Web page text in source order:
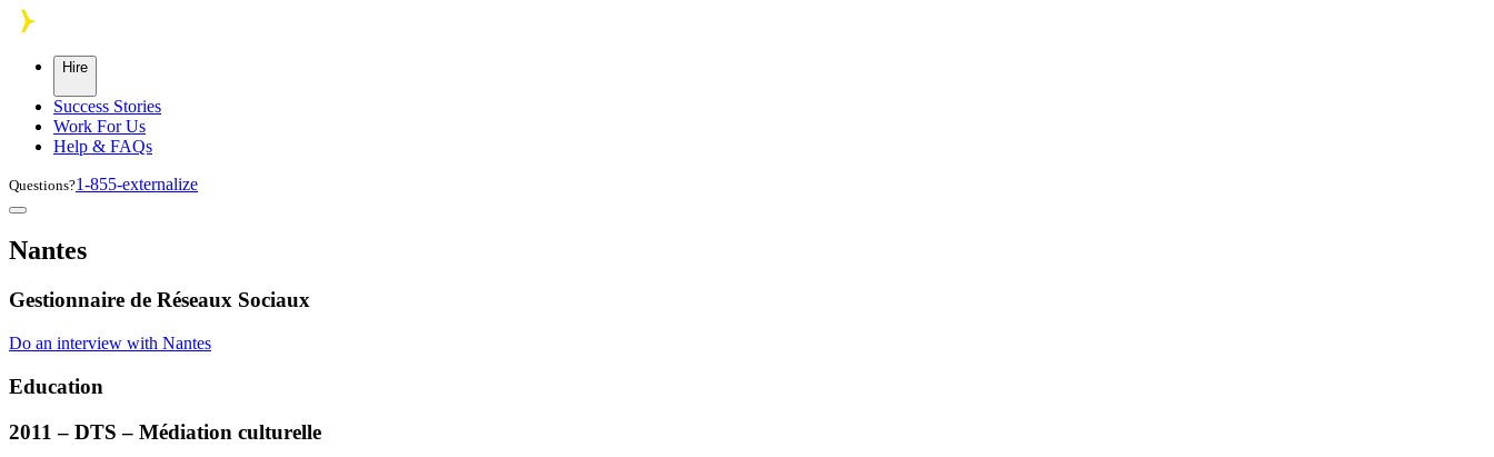
Skip to main content
Hire
Success Stories
Work For Us
Help & FAQs
Questions?1-855-externalize
Nantes
Gestionnaire de Réseaux Sociaux
Do an interview with Nantes
Education
2011 – DTS – Médiation culturelle